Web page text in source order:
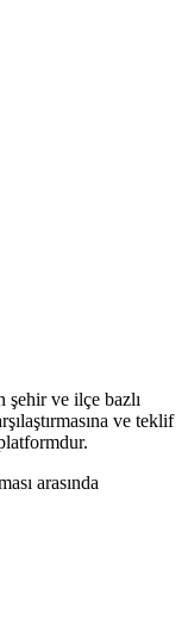
şehir ve ilçe bazlı
ve teklif
arasında